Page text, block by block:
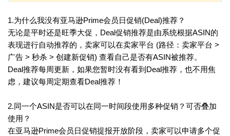
1.为什么我没有亚马逊Prime会员日促销(Deal)推荐？
无论是平时还是旺季大促，Deal促销推荐是由系统根据ASIN的
表现进行自动推荐的，卖家可以在卖家平台 (路径：卖家平台 >
广告 > 秒杀 > 创建新促销) 查看自己是否有ASIN被推荐。
Deal推荐每周更新，如果您暂时没有看到Deal推荐，也不用焦
虑，建议每周定期查看Deal推荐！
2.同一个ASIN是否可以在同一时间段使用多种促销？可否叠加
使用？
在亚马逊Prime会员日促销提报开放阶段，卖家可以申请多个促